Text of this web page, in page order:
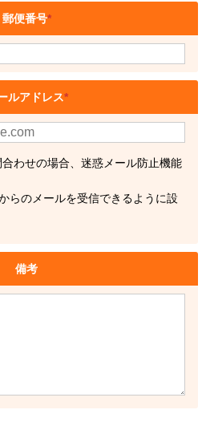
郵便番号*
ルアドレス*
合わせの場合、迷惑メール防止機能
らのメールを受信できるように設
備考